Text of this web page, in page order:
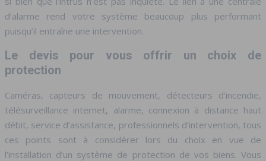
d’alarme rend votre système beaucoup plus performant
puisqu’il entraîne une intervention.
Le devis pour vous offrir un choix de
protection
Caméras, capteurs de mouvement, détecteurs d’incendie,
télésurveillance internet, alarme, connexion à distance haut
débit, service d’assistance, professionnels d’intervention, tous
ces points sont à considérer lors du choix en vue de
l’installation d’un système de protection de vos biens. Vous